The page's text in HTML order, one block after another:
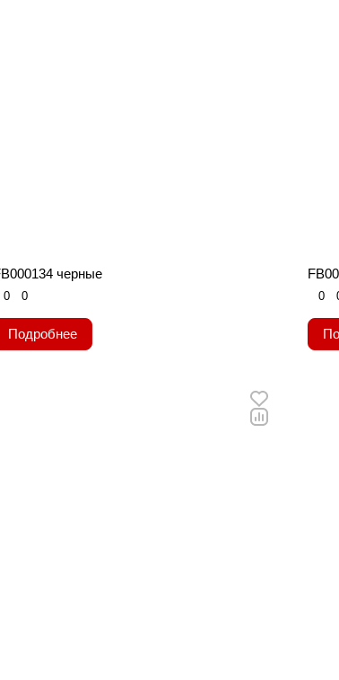
черные
0 0
Подробнее
0